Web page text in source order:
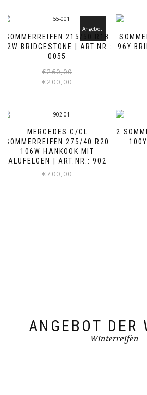
SOMMERREIFEN 215/50 R18
92W BRIDGESTONE | ART.NR.:
0055
Angebot!
€260,00
€200,00
96Y
MERCEDES C/CL
SOMMERREIFEN 275/40 R20
106W HANKOOK MIT
ALUFELGEN | ART.NR.: 902
€700,00
2
ANGEBOT DER
Winterreifen